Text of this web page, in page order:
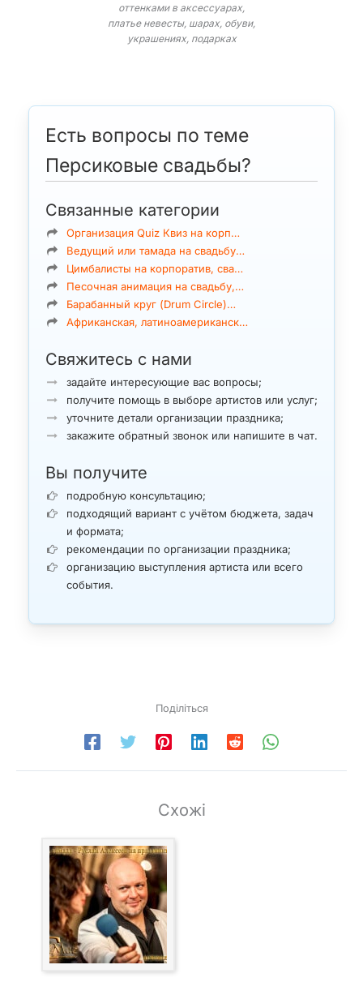
оттенками в аксессуарах,
платье невесты, шарах, обуви,
украшениях, подарках
Есть вопросы по теме
Персиковые свадьбы?
Связанные категории
Организация Quiz Квиз на корп…
Ведущий или тамада на свадьбу…
Цимбалисты на корпоратив, сва…
Песочная анимация на свадьбу,…
Барабанный круг (Drum Circle)…
Африканская, латиноамериканск…
Свяжитесь с нами
задайте интересующие вас вопросы;
получите помощь в выборе артистов или услуг;
уточните детали организации праздника;
закажите обратный звонок или напишите в чат.
Вы получите
подробную консультацию;
подходящий вариант с учётом бюджета, задач
и формата;
рекомендации по организации праздника;
организацию выступления артиста или всего
события.
Поділіться
Схожі